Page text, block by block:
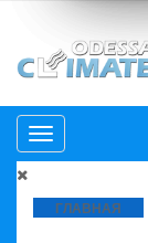
ГЛАВНАЯ